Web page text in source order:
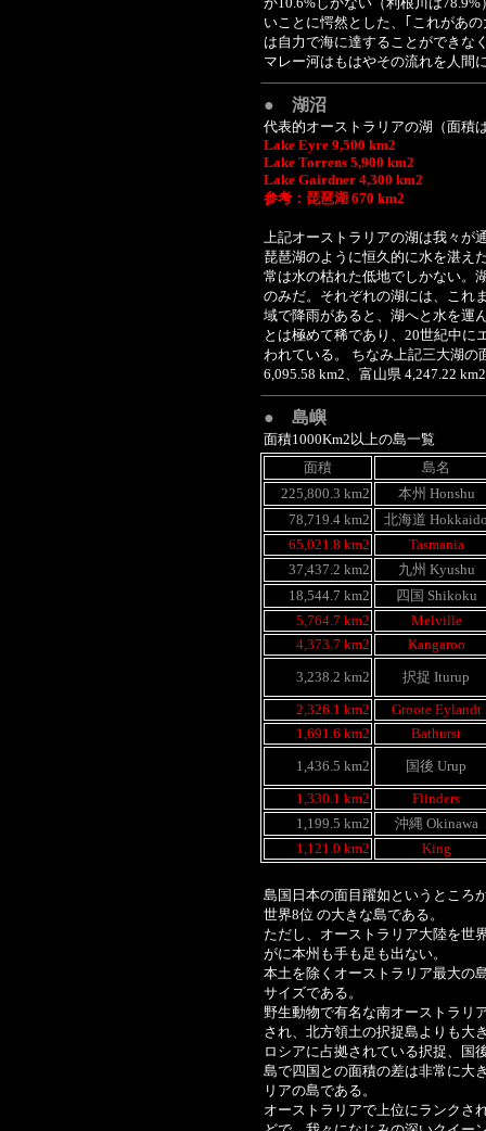
いことに愕然とした、｢これがあ
は自力で海に達することができな
マレー河はもはやその流れを人間
● 湖沼
代表的オーストラリアの湖（面積
Lake Eyre 9,500 km2
Lake Torrens 5,900 km2
Lake Gairdner 4,300 km2
参考：琵琶湖 670 km2
上記オーストラリアの湖は我々が
琵琶湖のように恒久的に水を湛え
常は水の枯れた低地でしかない。
のみだ。それぞれの湖には、これ
域で降雨があると、湖へと水を運
とは極めて稀であり、20世紀中に
われている。 ちなみ上記三大湖の
6,095.58 km2、富山県 4,247.22
● 島嶼
面積1000Km2以上の島一覧
面積
島名
225,800.3 km2
本州 Honshu
78,719.4 km2
北海道
65,021.8 km2
Tasmania
37,437.2 km2
九州 Kyushu
18,544.7 km2
四国 Shikoku
5,764.7 km2
Melville
4,373.7 km2
Kangaroo
3,238.2 km2
択捉 Iturup
2,326.1 km2
Groote Eylandt
1,691.6 km2
Bathurst
1,436.5 km2
国後 Urup
1,330.1 km2
Flinders
1,199.5 km2
沖縄 Okinawa
1,121.0 km2
King
島国日本の面目躍如というところ
世界8位 の大きな島である。
ただし、オーストラリア大陸を世
がに本州も手も足も出ない。
本土を除くオーストラリア最大の
サイズである。
野生動物で有名な南オーストラリ
され、北方領土の択捉島よりも大
ロシアに占拠されている択捉、国
島で四国との面積の差は非常に大
リアの島である。
オーストラリアで上位にランクさ